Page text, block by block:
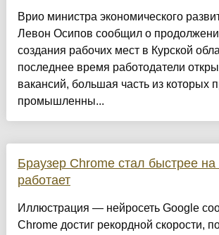
Врио министра экономического
Левон Осипов сообщил о
создания рабочих мест в Курской
последнее время работодатели
вакансий, большая часть из которых
промышленны...
Браузер Chrome стал быстрее на
работает
Иллюстрация — нейросеть Google
Chrome достиг рекордной скорости,